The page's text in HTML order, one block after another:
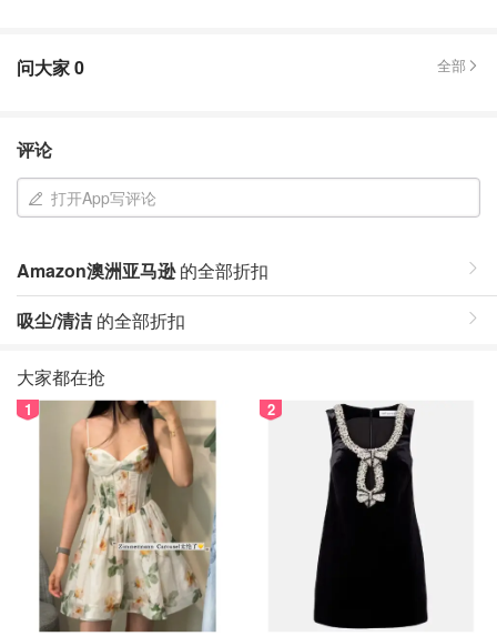
问大家0 全部
评论
打开App写评论
Amazon澳洲亚马逊的全部折扣
吸尘/清洁的全部折扣
大家都在抢
1 2